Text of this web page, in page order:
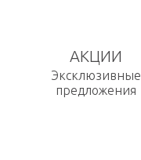
АКЦИИ
Эксклюзивные
предложения